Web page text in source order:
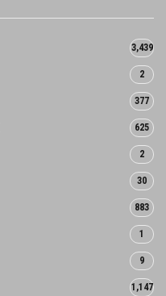
3,439
2
377
625
2
30
883
1
9
1,147